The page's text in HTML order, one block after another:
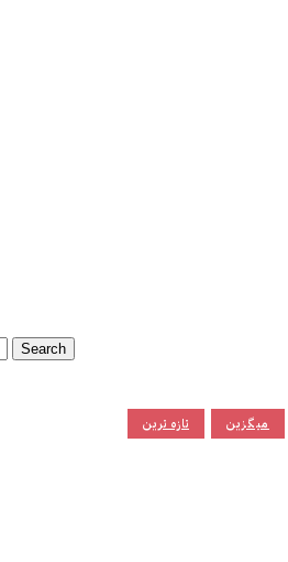
تازہ ترین میگزین